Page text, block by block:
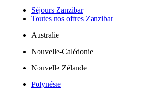
Séjours Zanzibar
Toutes nos offres Zanzibar
Australie
Nouvelle-Calédonie
Nouvelle-Zélande
Polynésie